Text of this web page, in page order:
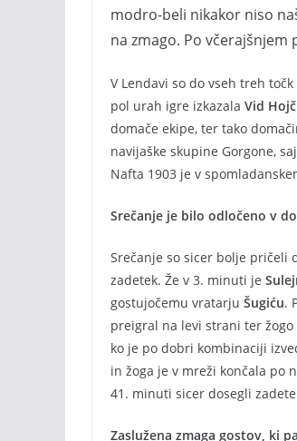
modro-beli nikakor niso
na zmago. Po
V Lendavi so do vseh treh
pol urah igre izkazala Vid Hojč
domače ekipe, ter tako
navijaške skupine Gorgone,
Nafta 1903 je v
Srečanje je bilo odločeno v
Srečanje so sicer bolje pričeli
zadetek. Že v 3. minuti je
gostujočemu vratarju Šugiću.
preigral na levi strani ter
ko je po dobri kombinaciji
in žoga je v mreži končala po
41. minuti sicer dosegli
Zaslužena zmaga gostov, ki